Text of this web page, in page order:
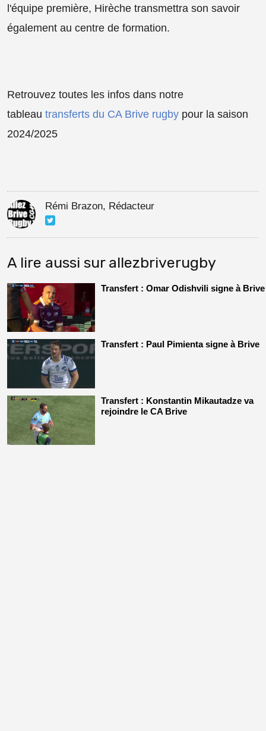
l'équipe première, Hirèche transmettra son savoir
également au centre de formation.
Retrouvez toutes les infos dans notre
tableau transferts du CA Brive rugby pour la saison
2024/2025
Rémi Brazon, Rédacteur
A lire aussi sur allezbriverugby
Transfert : Omar Odishvili signe à Brive
Transfert : Paul Pimienta signe à Brive
Transfert : Konstantin Mikautadze va
rejoindre le CA Brive